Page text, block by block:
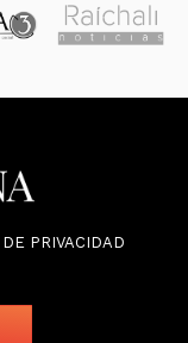
PRIVACIDAD